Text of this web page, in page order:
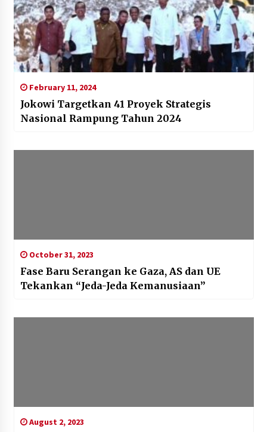
February 11, 2024
Jokowi Targetkan 41 Proyek Strategis
Nasional Rampung Tahun 2024
October 31, 2023
Fase Baru Serangan ke Gaza, AS dan UE
Tekankan “Jeda-Jeda Kemanusiaan”
August 2, 2023